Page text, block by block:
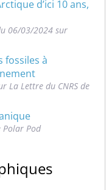
d’ici 10 ans,
06/03/2024 sur
fossiles à
La Lettre du CNRS de
Polar Pod